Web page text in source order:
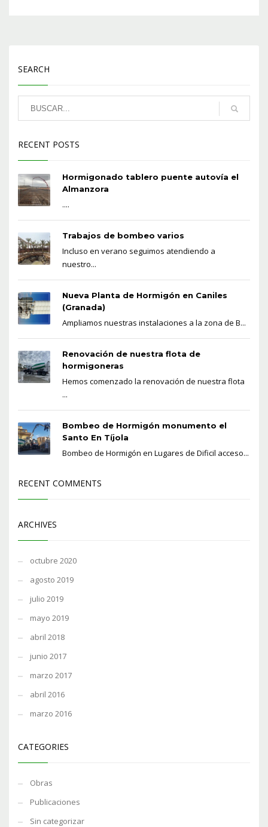
SEARCH
RECENT POSTS
Hormigonado tablero puente autovía el
Almanzora
....
Trabajos de bombeo varios
Incluso en verano seguimos atendiendo a
nuestro...
Nueva Planta de Hormigón en Caniles
(Granada)
Ampliamos nuestras instalaciones a la zona de B...
Renovación de nuestra flota de
hormigoneras
Hemos comenzado la renovación de nuestra flota
...
Bombeo de Hormigón monumento el
Santo En Tíjola
Bombeo de Hormigón en Lugares de Dificil acceso...
RECENT COMMENTS
ARCHIVES
octubre 2020
agosto 2019
julio 2019
mayo 2019
abril 2018
junio 2017
marzo 2017
abril 2016
marzo 2016
CATEGORIES
Obras
Publicaciones
Sin categorizar